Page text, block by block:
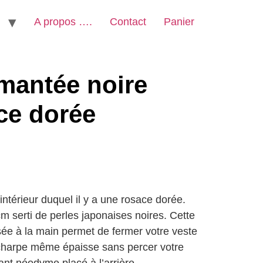
A propos …. Contact Panier
noire
dorée
duquel il y a une rosace dorée.
serti de perles japonaises noires. Cette
à la main permet de fermer votre veste
même épaisse sans percer votre